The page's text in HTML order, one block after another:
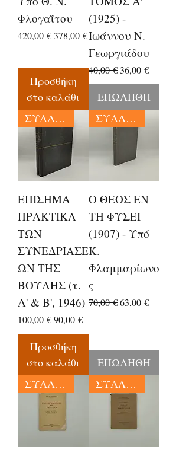
Φλογαΐτου
Κανονική τιμή
420,00 € Τιμή Έκπτωσης
378,00 €
Προσθήκη
στο καλάθι
(1925) -
Ιωάννου Ν.
Γεωργιάδου
Κανονική τιμή
40,00 € Τιμή Έκπτωσης
36,00 €
ΕΠΩΛΗΘΗ
ΣΥΛΛΕΚΤΙΚΑ
ΕΠΙΣΗΜΑ
ΠΡΑΚΤΙΚΑ
ΤΩΝ
ΣΥΝΕΔΡΙΑΣΕ
ΩΝ ΤΗΣ
ΒΟΥΛΗΣ (τ.
Α' & Β', 1946)
Κανονική τιμή
100,00 €Τιμή Έκπτωσης
90,00 €
Προσθήκη
στο καλάθι
ΣΥΛΛΕΚΤΙΚΑ
Ο ΘΕΟΣ ΕΝ
ΤΗ ΦΥΣΕΙ
(1907) - Υπό
Κ.
Φλαμμαρίωνο
ς
Κανονική τιμή
70,00 €Τιμή Έκπτωσης
63,00 €
ΕΠΩΛΗΘΗ
ΣΥΛΛΕΚΤΙΚΑ
ΣΥΛΛΕΚΤΙΚΑ